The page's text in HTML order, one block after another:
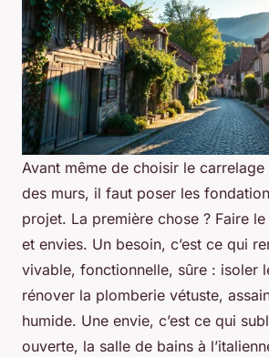
Avant même de choisir le
des murs, il faut poser les
projet. La première chose ? Faire
et envies. Un besoin, c’est ce qui
vivable, fonctionnelle, sûre : isoler
rénover la plomberie vétuste,
humide. Une envie, c’est ce qui
ouverte, la salle de bains à